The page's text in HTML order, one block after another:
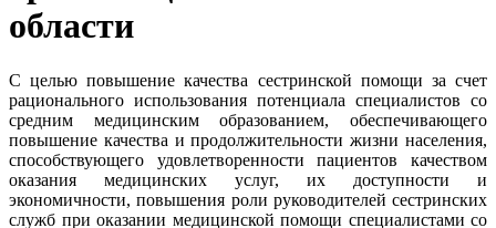
области
С целью повышение качества сестринской помощи за счет
рационального использования потенциала специалистов со
средним медицинским образованием, обеспечивающего
повышение качества и продолжительности жизни населения,
способствующего удовлетворенности пациентов качеством
оказания медицинских услуг, их доступности и
экономичности, повышения роли руководителей сестринских
служб при оказании медицинской помощи специалистами со